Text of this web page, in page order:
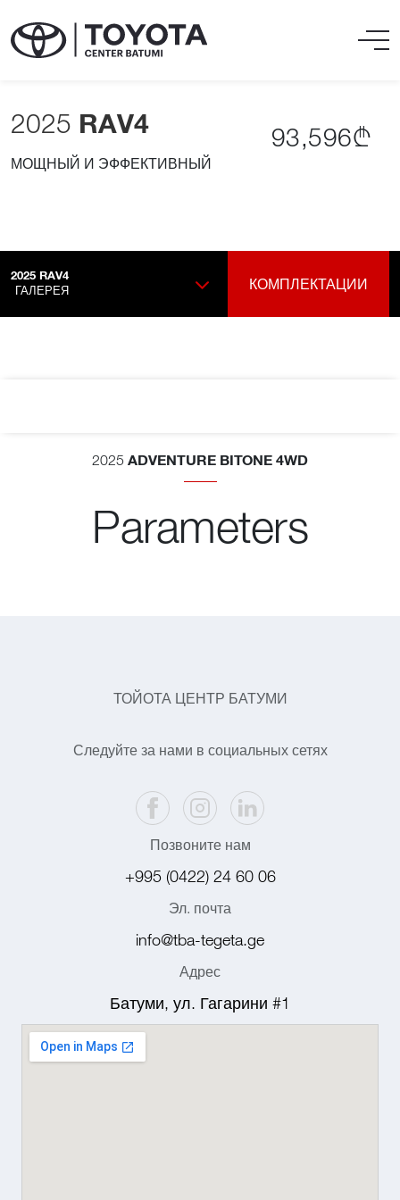
2025 RAV4
МОЩНЫЙ И ЭФФЕКТИВНЫЙ
93,596₾
2025 RAV4
ГАЛЕРЕЯ
КОМПЛЕКТАЦИИ
2025 ADVENTURE BITONE 4WD
Parameters
ТОЙОТА ЦЕНТР БАТУМИ
Следуйте за нами в социальных сетях
Позвоните нам
+995 (0422) 24 60 06
Эл. почта
info@tba-tegeta.ge
Адрес
Батуми, ул. Гагарини #1